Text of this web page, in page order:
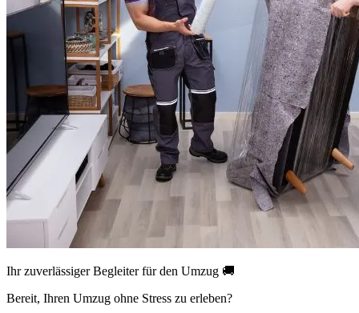
Ihr zuverlässiger Begleiter für den Umzug 🚚
Bereit, Ihren Umzug ohne Stress zu erleben?